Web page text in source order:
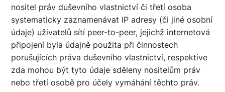
nositel práv duševního vlastnictví či třetí osoba
systematicky zaznamenávat IP adresy (či jiné osobní
údaje) uživatelů sítí peer-to-peer, jejichž internetová
připojení byla údajně použita při činnostech
porušujících práva duševního vlastnictví, respektive
zda mohou být tyto údaje sděleny nositelům práv
nebo třetí osobě pro účely vymáhání těchto práv.